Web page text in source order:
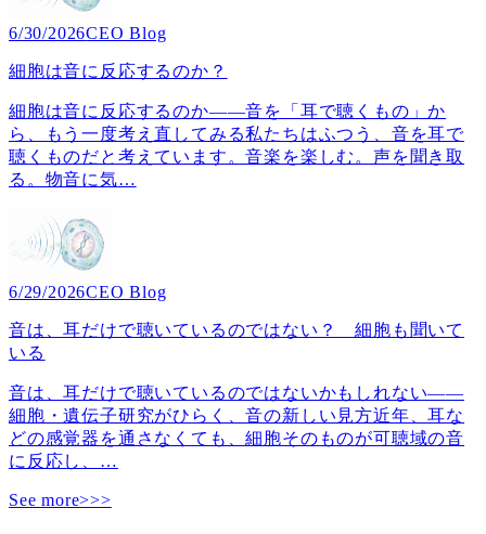
6/30/2026CEO Blog
細胞は音に反応するのか？
細胞は音に反応するのか――音を「耳で聴くもの」か
ら、もう一度考え直してみる私たちはふつう、音を耳で
聴くものだと考えています。音楽を楽しむ。声を聞き取
る。物音に気…
6/29/2026CEO Blog
音は、耳だけで聴いているのではない？ 細胞も聞いて
いる
音は、耳だけで聴いているのではないかもしれない――
細胞・遺伝子研究がひらく、音の新しい見方近年、耳な
どの感覚器を通さなくても、細胞そのものが可聴域の音
に反応し、 …
See more>>>